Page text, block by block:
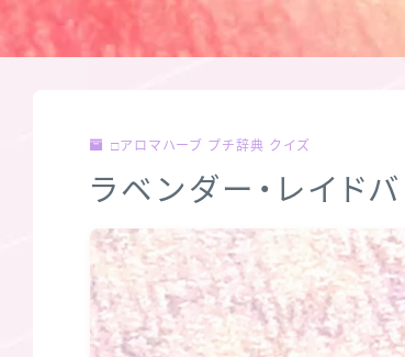
□アロマハーブ プチ辞典 クイズ
ラベンダー・レイド